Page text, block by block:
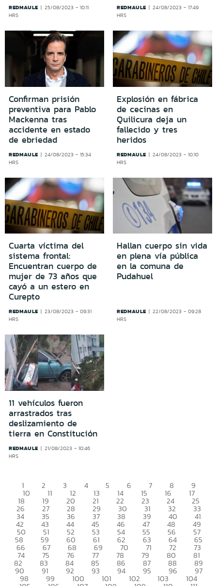
REDMAULE
25/08/2023 - 10:11
HRS
REDMAULE
24/08/2023 - 17:49
HRS
Confirman prisión
preventiva para Pablo
Mackenna tras
accidente en estado
de ebriedad
REDMAULE
24/08/2023 - 15:34
HRS
Explosión en fábrica
de cecinas en
Quilicura deja un
fallecido y tres
heridos
REDMAULE
24/08/2023 - 10:10
HRS
Cuarta víctima del
sistema frontal:
Encuentran cuerpo de
mujer de 73 años que
cayó a un estero en
Curepto
REDMAULE
23/08/2023 - 09:31
HRS
Hallan cuerpo sin vida
en plena vía pública
en la comuna de
Pudahuel
REDMAULE
22/08/2023 - 09:28
HRS
11 vehículos fueron
arrastrados tras
deslizamiento de
tierra en Constitución
REDMAULE
21/08/2023 - 10:46
HRS
1 2 3 4 5 6 7 8 9
10 11 12 13 14 15 16 17
18 19 20 21 22 23 24 25
26 27 28 29 30 31 32 33
34 35 36 37 38 39 40 41
42 43 44 45 46 47 48 49
50 51 52 53 54 55 56 57
58 59 60 61 62 63 64 65
66 67 68 69 70 71 72 73
74 75 76 77 78 79 80 81
82 83 84 85 86 87 88 89
90 91 92 93 94 95 96 97
98 99 100 101 102 103 104